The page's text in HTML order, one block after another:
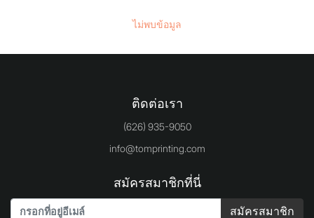
ไม่พบข้อมูล
ติดต่อเรา
(626) 935-9050
info@tomprinting.com
สมัครสมาชิกที่นี่
สมัครสมาชิก